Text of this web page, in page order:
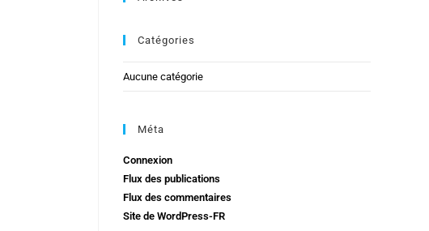
Catégories
Aucune catégorie
Méta
Connexion
Flux des publications
Flux des commentaires
Site de WordPress-FR